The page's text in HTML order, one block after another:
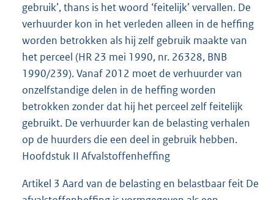
gebruik’, thans is het woord ‘feitelijk’ vervallen. De
verhuurder kon in het verleden alleen in de heffing
worden betrokken als hij zelf gebruik maakte van
het perceel (HR 23 mei 1990, nr. 26328, BNB
1990/239). Vanaf 2012 moet de verhuurder van
onzelfstandige delen in de heffing worden
betrokken zonder dat hij het perceel zelf feitelijk
gebruikt. De verhuurder kan de belasting verhalen
op de huurders die een deel in gebruik hebben.
Hoofdstuk II Afvalstoffenheffing
Artikel 3 Aard van de belasting en belastbaar feit De